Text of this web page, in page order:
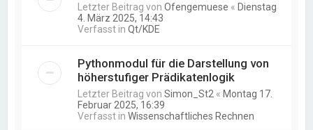
Letzter Beitrag vonOfengemuese « Dienstag
4. März 2025, 14:43
Verfasst inQt/KDE
Pythonmodul für die Darstellung von
höherstufiger Prädikatenlogik
Letzter Beitrag vonSimon_St2 « Montag 17.
Februar 2025, 16:39
Verfasst inWissenschaftliches Rechnen